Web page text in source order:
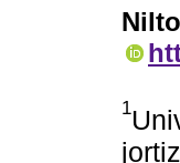
1